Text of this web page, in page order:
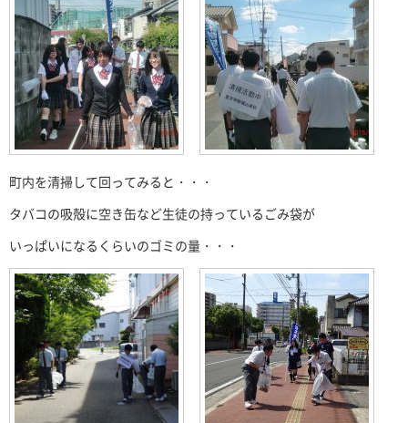
町内を清掃して回ってみると・・・
タバコの吸殻に空き缶など生徒の持っているごみ袋が
いっぱいになるくらいのゴミの量・・・